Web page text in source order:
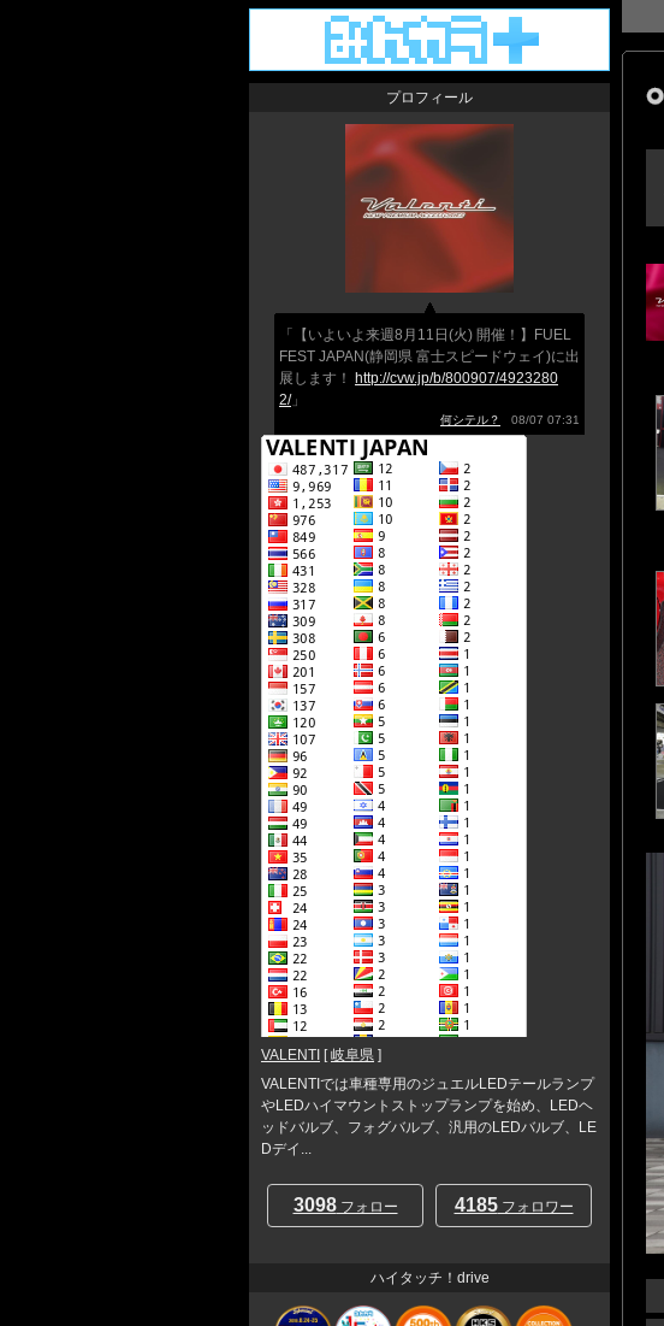
プロフィール
「【いよいよ来週8月11日(火) 開催！】FUEL
FEST JAPAN(静岡県 富士スピードウェイ)に出
展します！
http://cvw.jp/b/800907/4923280
2/」
何シテル？ 08/07 07:31
VALENTI [岐阜県 ]
VALENTIでは車種専用のジュエルLEDテールランプ
やLEDハイマウントストップランプを始め、LEDヘ
ッドバルブ、フォグバルブ、汎用のLEDバルブ、LE
Dデイ...
3098フォロー 4185フォロワー
ハイタッチ！drive